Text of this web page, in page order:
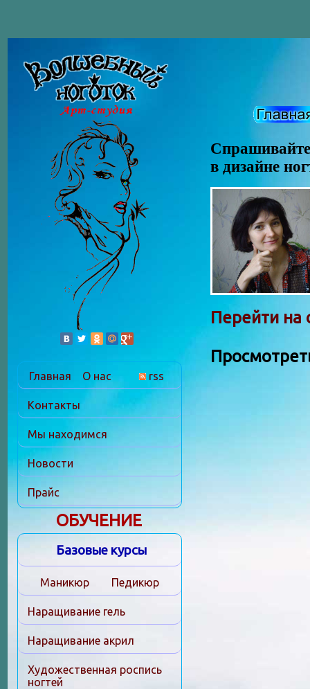
в дизайне
Перейти на
Главная О нас rss
Контакты
Мы находимся
Новости
Прайс
ОБУЧЕНИЕ
Базовые курсы
Маникюр Педикюр
Наращивание гель
Наращивание акрил
Художественная роспись
ногтей